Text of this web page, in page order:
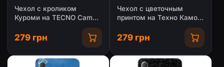
Чехол с кроликом
Куроми на TECNO Camon
279 грн
Чехол с цветочным
принтом на Техно Камон
279 грн